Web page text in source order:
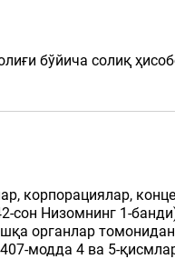
бўйича солиқ
корпорациялар,
сон Низомнинг 1-
органлар
модда 4 ва 5-